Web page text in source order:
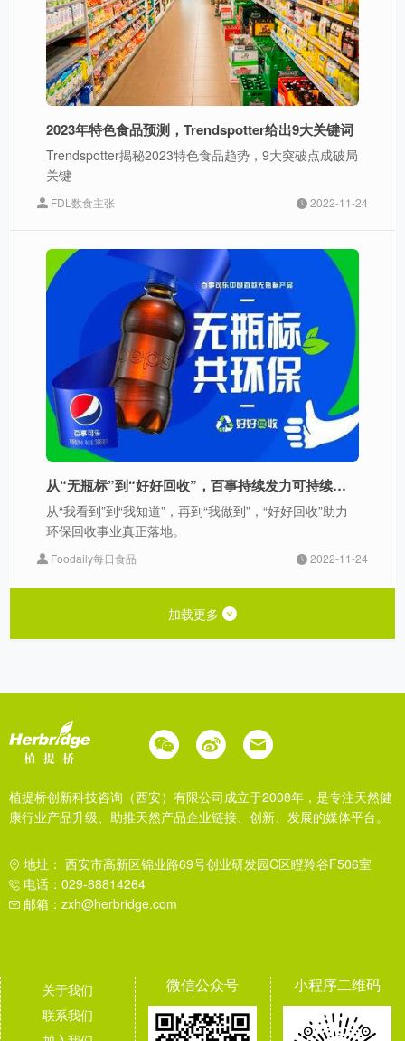
2023年特色食品预测，Trendspotter给出9大关键词
Trendspotter揭秘2023特色食品趋势，9大突破点成破局
关键
FDL数食主张 2022-11-24
从“无瓶标”到“好好回收”，百事持续发力可持续领域
从“我看到”到“我知道”，再到“我做到”，“好好回收”助力
环保回收事业真正落地。
Foodaily每日食品 2022-11-24
加载更多
植提桥创新科技咨询（西安）有限公司成立于2008年，是专注天然健
康行业产品升级、助推天然产品企业链接、创新、发展的媒体平台。
地址： 西安市高新区锦业路69号创业研发园C区瞪羚谷F506室
电话：029-88814264
邮箱：zxh@herbridge.com
关于我们
联系我们
微信公众号 小程序二维码